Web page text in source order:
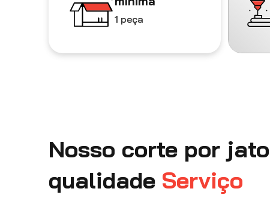
1 peça
Nosso corte por
qualidade Serviço